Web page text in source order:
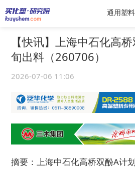
通用塑
【快讯】上海中石化高
旬出料（260706）
2026-07-06 11:06
摘要：上海中石化高桥双酚A计